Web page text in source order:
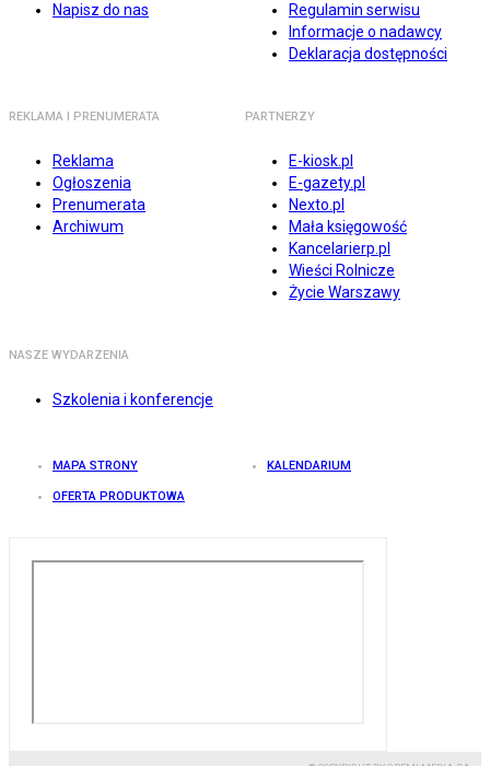
Napisz do nas
Regulamin serwisu
Informacje o nadawcy
Deklaracja dostępności
REKLAMA I PRENUMERATA
Reklama
Ogłoszenia
Prenumerata
Archiwum
PARTNERZY
E-kiosk.pl
E-gazety.pl
Nexto.pl
Mała księgowość
Kancelarierp.pl
Wieści Rolnicze
Życie Warszawy
NASZE WYDARZENIA
Szkolenia i konferencje
MAPA STRONY KALENDARIUM
OFERTA PRODUKTOWA